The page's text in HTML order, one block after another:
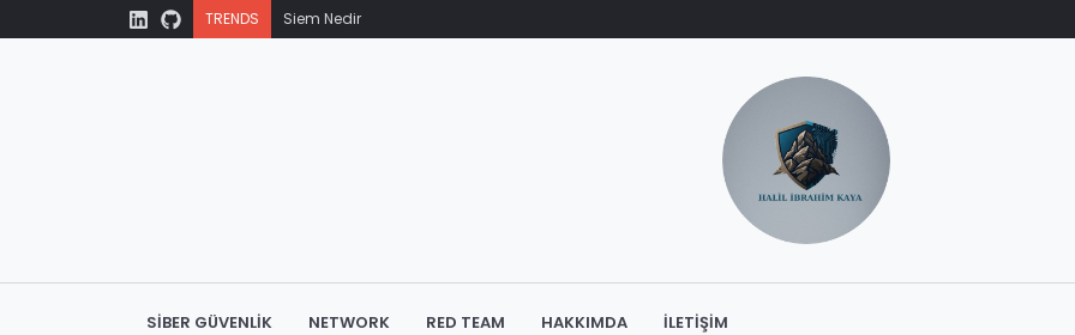
TRENDS
Siem Nedir
SIBER GÜVENLIK NETWORK RED TEAM HAKKIMDA İLETIŞIM